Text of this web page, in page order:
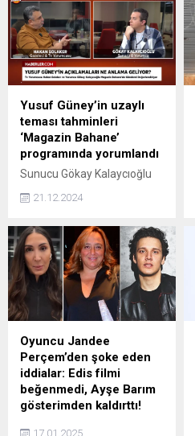
Yusuf Güney’in uzaylı
teması tahminleri
‘Magazin Bahane’
programında yorumlandı
Sunucu Gökay Kalaycıoğlu
Solaker'in gerçekleştirdiği
programında, Yusuf
Güney'in uzaylılar ve dünya
dışı yaşamla ilgili
açıklamaları ele alındı.
Solaker, Güney'in sıra dışı
tahminlerinin, 'Simpsonlar
gibi geleceği öngören
ifadeler' içerdiğini belirtti.
Amerika'da çekilen UFO
görüntüleri ve astrolog
Mahfuz Bayram'ın uzaylı
temasıyla ilgili tahminlerinin
Güney'in görüşleriyle
21.12.2024
Oyuncu Jandee
Perçem’den şoke eden
iddialar: Edis filmi
beğenmedi, Ayşe Barım
gösterimden kaldırttı!
17.01.2025